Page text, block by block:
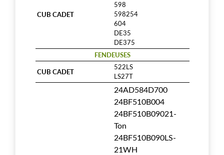
CUB CADET
598
598254
604
DE35
DE375
FENDEUSES
CUB CADET
522LS
LS27T
24AD584D700
24BF510B004
24BF510B09021-
Ton
24BF510B090LS-
21WH